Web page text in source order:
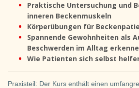
Praktische Untersuchung und
inneren Beckenmuskeln
Körperübungen für
Spannende Gewohnheiten als
Beschwerden im Alltag
Wie Patienten sich selbst
Praxisteil: Der Kurs enthält einen